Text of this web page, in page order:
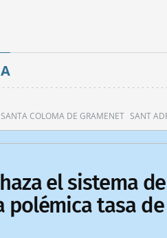
SANTA COLOMA DE GRAMENET SANT
el sistema de
polémica tasa de